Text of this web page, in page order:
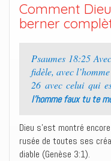
Comment
berner
Psaumes 18:25
fidèle, avec
26 avec celui qui
l’homme faux tu te
Dieu s’est montré
rusée de toutes ses
diable (Genèse 3:1).